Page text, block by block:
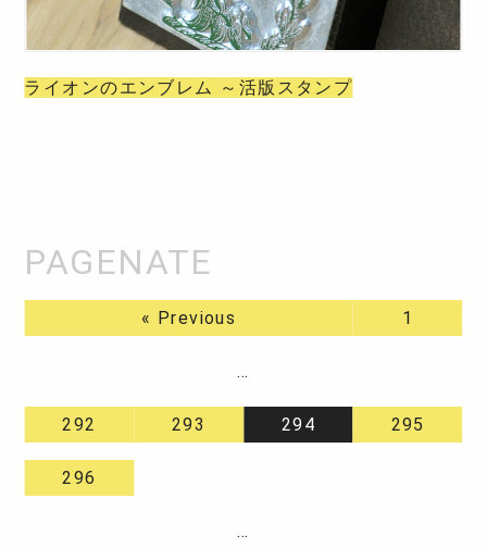
ライオンのエンブレム ～活版スタンプ
« Previous 1
…
292 293 294 295
296
…